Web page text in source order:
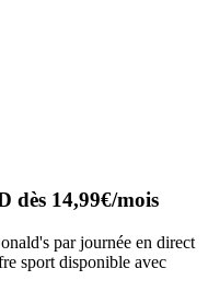
dès 14,99€/mois
par journée en direct
sport disponible avec